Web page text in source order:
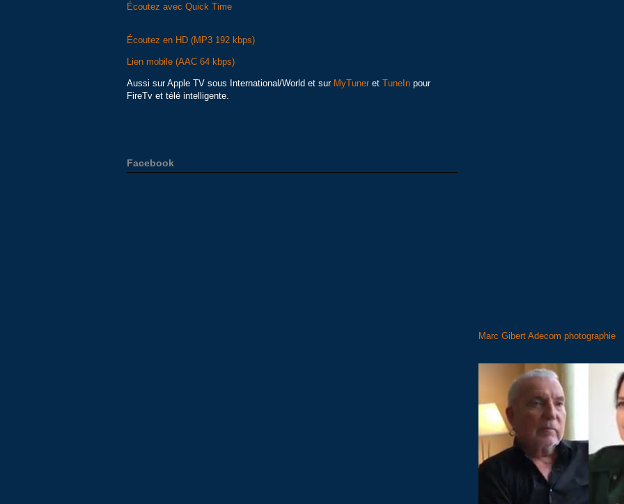
Écoutez avec Quick Time
Écoutez en HD (MP3 192 kbps)
Lien mobile (AAC 64 kbps)
Aussi sur Apple TV sous International/World et sur MyTuner et TuneIn pour
FireTv et télé intelligente.
Facebook
Marc Gibert Adecom photographie